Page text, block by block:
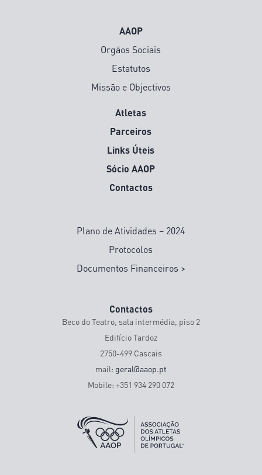
AAOP
Orgãos Sociais
Estatutos
Missão e Objectivos
Atletas
Parceiros
Links Úteis
Sócio AAOP
Contactos
Plano de Atividades – 2024
Protocolos
Documentos Financeiros >
Contactos
Beco do Teatro, sala intermédia, piso 2
Edifício Tardoz
2750-499 Cascais
mail: geral@aaop.pt
Mobile: +351 934 290 072